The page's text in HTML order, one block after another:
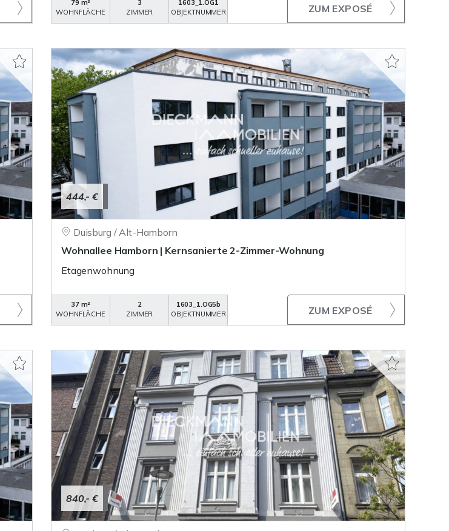
79 m²
WOHNFLÄCHE
3
ZIMMER
1603_1.OG1
OBJEKTNUMMER
ZUM EXPOSÉ
444,- €
Duisburg / Alt-Hamborn
Wohnallee Hamborn | Kernsanierte 2-Zimmer-Wohnung
Etagenwohnung
37 m²
WOHNFLÄCHE
2
ZIMMER
1603_1.OG5b
OBJEKTNUMMER
ZUM EXPOSÉ
840,- €